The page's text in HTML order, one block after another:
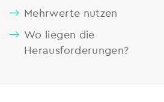
Mehrwerte nutzen
Wo liegen die
Herausforderungen?